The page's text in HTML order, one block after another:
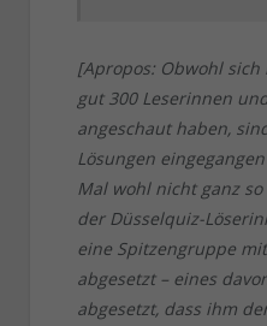
[Apropos: Obwohl
gut 300 Leserinnen
angeschaut haben,
Lösungen
Mal wohl nicht ganz
der Düsselquiz-
eine Spitzengruppe
abgesetzt – eines
abgesetzt, dass ihm